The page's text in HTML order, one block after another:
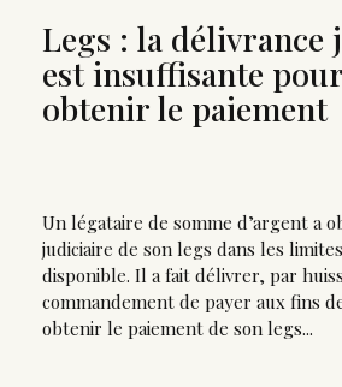
Legs : la délivrance
est insuffisante
obtenir le paiement
Un légataire de somme d’argent a
judiciaire de son legs dans les
disponible. Il a fait délivrer, par
commandement de payer aux fins
obtenir le paiement de son legs...